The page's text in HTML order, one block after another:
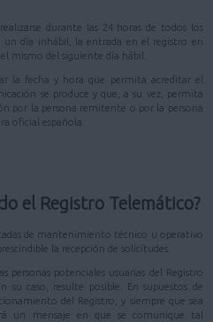
durante las 24 horas de todos los
un día inhábil, la entrada en el registro en
mismo del siguiente día hábil.
la fecha y hora que permita acreditar el
se produce y que, a su vez, permita
por la persona remitente o por la persona
oficial española.
el Registro Telemático?
de mantenimiento técnico u operativo
la recepción de solicitudes.
personas potenciales usuarias del Registro
caso, resulte posible. En supuestos de
del Registro, y siempre que sea
un mensaje en que se comunique tal